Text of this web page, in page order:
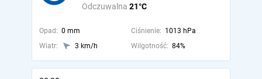
Odczuwalna 21°C
Opad: 0 mm Ciśnienie: 1013 hPa
Wiatr:
3 km/h Wilgotność: 84%